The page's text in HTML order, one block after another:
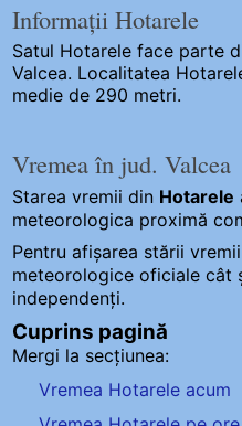
Informații Hotarele
Satul Hotarele face parte
Valcea. Localitatea
medie de 290 metri.
Vremea în jud. Valcea
Starea vremii din Hotarele
meteorologica proximă
Pentru afișarea stării
meteorologice oficiale cât
independenți.
Cuprins pagină
Mergi la secțiunea:
Vremea Hotarele acum